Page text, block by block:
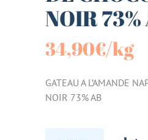
NOIR 73%
34,90€/kg
GATEAU A L’AMANDE
NOIR 73% AB
GATEAU A